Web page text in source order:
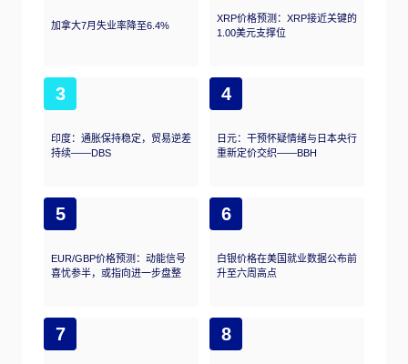
加拿大7月失业率降至6.4%
XRP价格预测：XRP接近关键的
1.00美元支撑位
3
印度：通胀保持稳定，贸易逆差
持续——DBS
4
日元：干预怀疑情绪与日本央行
重新定价交织——BBH
5
EUR/GBP价格预测：动能信号
喜忧参半，或指向进一步盘整
6
白银价格在美国就业数据公布前
升至六周高点
7 8